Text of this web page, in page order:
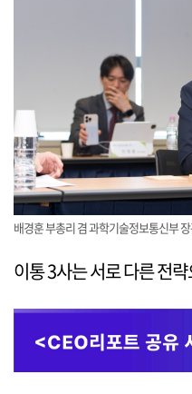
배경훈 부총리 겸 과학기술정보통신부
이통 3사는 서로 다른 전